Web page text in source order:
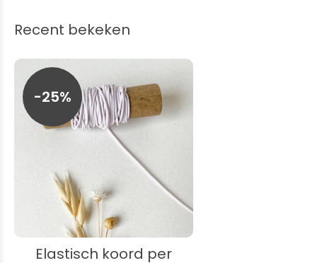
Recent bekeken
-25%
Elastisch koord per